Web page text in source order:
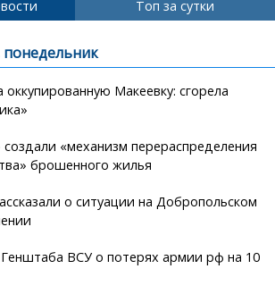
Топ за сутки
понедельник
оккупированную Макеевку: сгорела
«механизм перераспределения
брошенного жилья
о ситуации на Добропольском
ВСУ о потерях армии рф на 10